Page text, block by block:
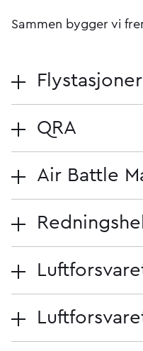
Sammen bygger vi
QRA
Air Battle